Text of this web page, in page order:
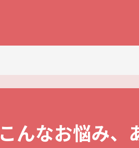
こんなお悩み、